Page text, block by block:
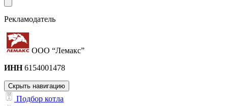
Рекламодатель
ООО “Лемакс”
ИНН6154001478
Скрыть навигацию
Подбор котла